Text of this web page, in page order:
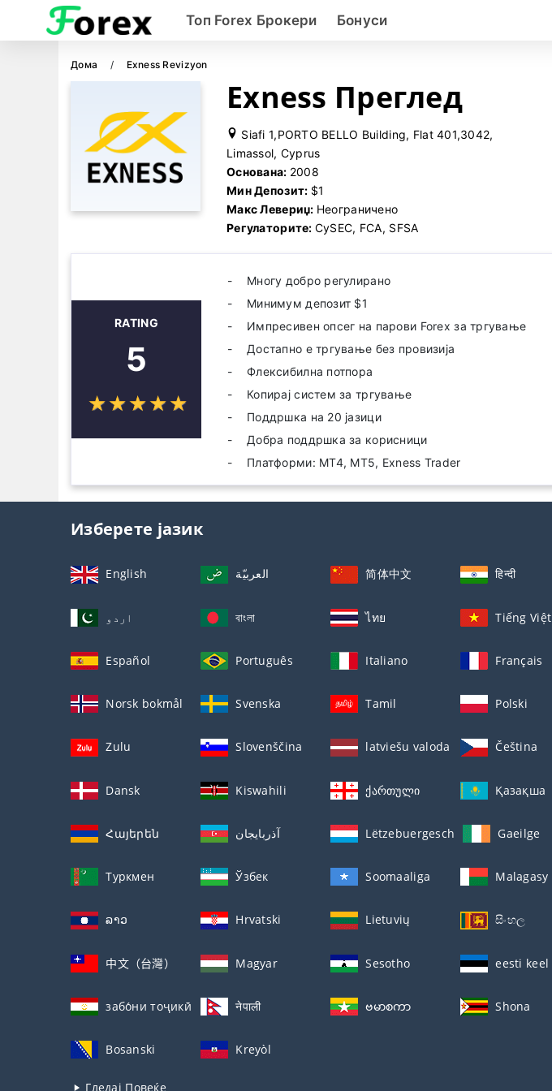
Топ Forex Брокери Бонуси
Дома Exness Revizyon
Exness Преглед
Siafi 1,PORTO BELLO Building, Flat 401,3042,
Limassol, Cyprus
Основана: 2008
Мин Депозит: $1
Макс Левериџ: Неограничено
Регулаторите: CySEC, FCA, SFSA
RATING
5
☆☆☆☆☆
★★★★★
Многу добро регулирано
Минимум депозит $1
Импресивен опсег на парови Forex за тргување
Достапно е тргување без провизија
Флексибилна потпора
Копирај систем за тргување
Поддршка на 20 јазици
Добра поддршка за корисници
Платформи: MT4, MT5, Exness Trader
Изберете јазик
English العربيّة 简体中文 हिन्दी
اردو বাংলা ไทย Tiếng Việt
Español Português Italiano Français
Norsk bokmål Svenska Tamil Polski
Zulu Slovenščina latviešu valoda Čeština
Dansk Kiswahili ქართული Қазақша
Հայերեն آذربايجان Lëtzebuergesch Gaeilge
Туркмен Ўзбек Soomaaliga Malagasy
ລາວ Hrvatski Lietuvių සිංහල
中文（台灣） Magyar Sesotho eesti keel
забо́ни тоҷикӣ́ नेपाली ဗမာစကာ Shona
Bosanski Kreyòl
Гледај Повеќе